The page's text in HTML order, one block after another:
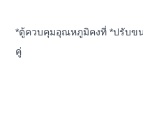
*ตู้ควบคุมอุณหภูมิคงที่ *ปรับข
คู่